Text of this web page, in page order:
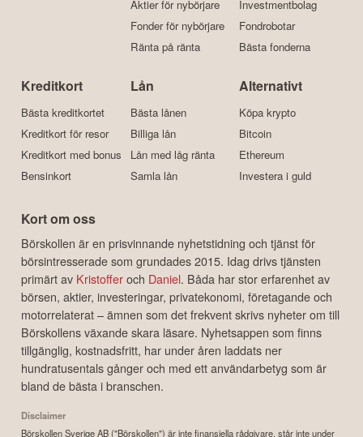
Aktier för nybörjare
Fonder för nybörjare
Ränta på ränta
Investmentbolag
Fondrobotar
Bästa fonderna
Kreditkort
Bästa kreditkortet
Kreditkort för resor
Kreditkort med bonus
Bensinkort
Lån
Bästa lånen
Billiga lån
Lån med låg ränta
Samla lån
Alternativt
Köpa krypto
Bitcoin
Ethereum
Investera i guld
Kort om oss
Börskollen är en prisvinnande nyhetstidning och tjänst för
börsintresserade som grundades 2015. Idag drivs tjänsten
primärt av Kristofferoch Daniel. Båda har stor erfarenhet av
börsen, aktier, investeringar, privatekonomi, företagande och
motorrelaterat – ämnen som det frekvent skrivs nyheter om till
Börskollens växande skara läsare. Nyhetsappen som finns
tillgänglig, kostnadsfritt, har under åren laddats ner
hundratusentals gånger och med ett användarbetyg som är
bland de bästa i branschen.
Disclaimer
Börskollen Sverige AB ("Börskollen") är inte finansiella rådgivare, står inte under